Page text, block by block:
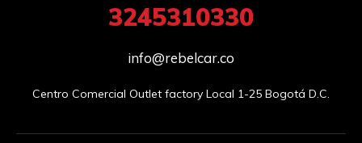
3245310330
info@rebelcar.co
Centro Comercial Outlet factory Local 1-25 Bogotá D.C.